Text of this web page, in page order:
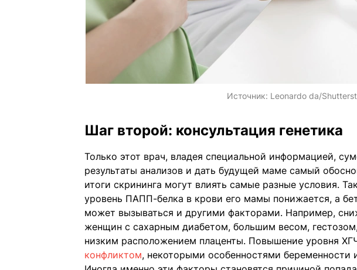
Источник: Leonardo da/
Шаг второй: консультация генетика
Только этот врач, владея специальной информацией,
результаты анализов и дать будущей маме самый
итоги скрининга могут влиять самые разные условия.
уровень ПАПП-белка в крови его мамы понижается, а
может вызываться и другими факторами. Например,
женщин с сахарным диабетом, большим весом,
низким расположением плаценты. Повышение уровня
конфликтом, некоторыми особенностями беременности